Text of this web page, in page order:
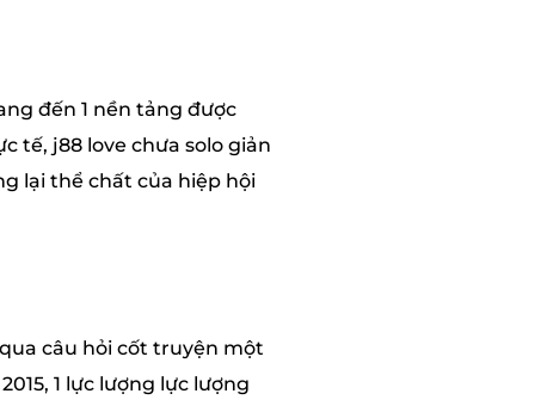
đến 1 nền tảng được
tế, j88 love chưa solo giản
lại thể chất của hiệp hội
câu hỏi cốt truyện một
1 lực lượng lực lượng